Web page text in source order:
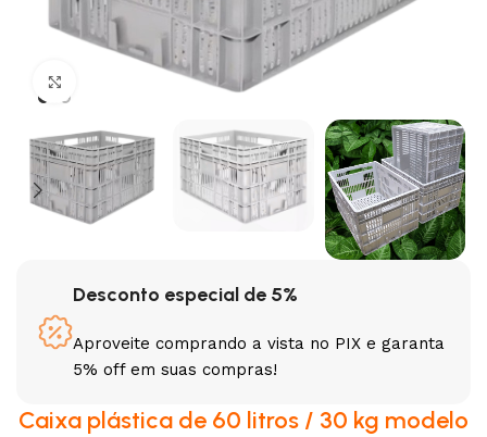
Clique para ampliar
Desconto especial de 5%
Aproveite comprando a vista no PIX e garanta
5% off em suas compras!
Caixa plástica de 60 litros / 30 kg modelo